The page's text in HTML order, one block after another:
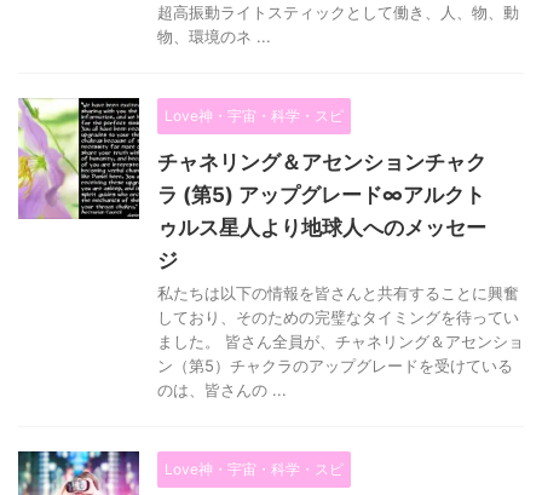
超高振動ライトスティックとして働き、人、物、動
物、環境のネ ...
Love神・宇宙・科学・スピ
チャネリング＆アセンションチャク
ラ (第5) アップグレード∞アルクト
ゥルス星人より地球人へのメッセー
ジ
私たちは以下の情報を皆さんと共有することに興奮
しており、そのための完璧なタイミングを待ってい
ました。 皆さん全員が、チャネリング＆アセンショ
ン（第5）チャクラのアップグレードを受けている
のは、皆さんの ...
Love神・宇宙・科学・スピ